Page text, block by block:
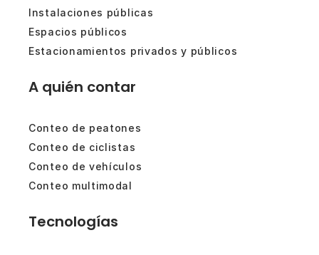
Instalaciones públicas
Espacios públicos
Estacionamientos privados y públicos
A quién contar
Conteo de peatones
Conteo de ciclistas
Conteo de vehículos
Conteo multimodal
Tecnologías